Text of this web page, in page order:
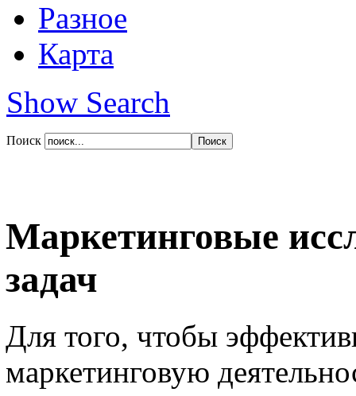
Разное
Карта
Show Search
Поиск
Маркетинговые
задач
Для того, чтобы
маркетинговую